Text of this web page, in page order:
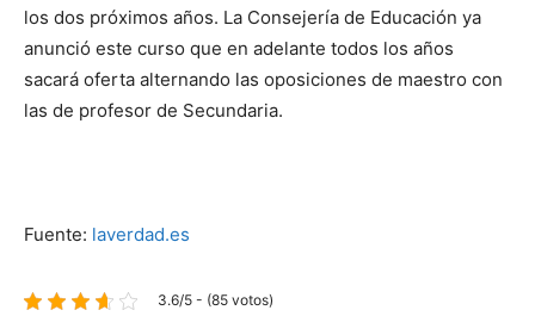
los dos próximos años. La Consejería de Educación ya
anunció este curso que en adelante todos los años
sacará oferta alternando las oposiciones de maestro con
las de profesor de Secundaria.
Fuente: laverdad.es
3.6/5 - (85 votos)